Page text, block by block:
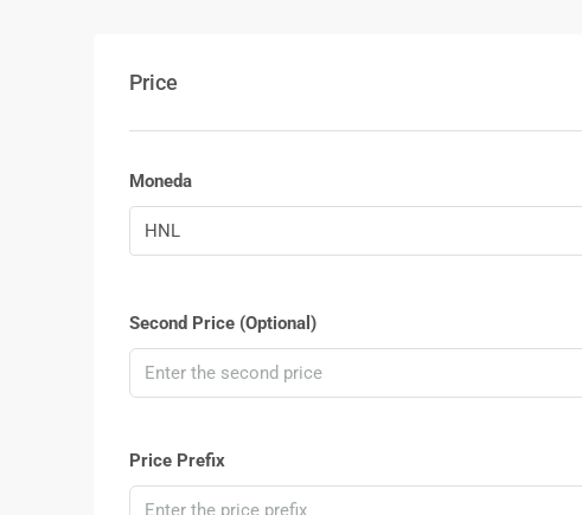
Price
Moneda
HNL
Second Price (Optional)
Price Prefix